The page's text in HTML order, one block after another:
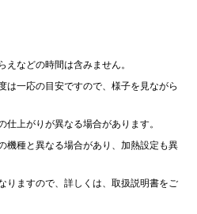
などの時間は含みません。
は一応の目安ですので、様子を見ながら
上がりが異なる場合があります。
機種と異なる場合があり、加熱設定も異
りますので、詳しくは、取扱説明書をご